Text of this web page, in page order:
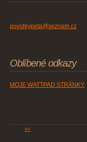
povidkypeta@seznam.cz
Oblíbené odkazy
MOJE WATTPAD STRÁNKY
<<